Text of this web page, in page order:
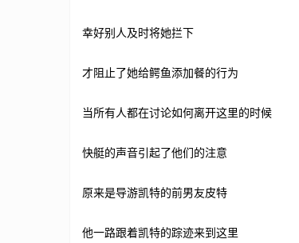
幸好别人及时将她拦下
才阻止了她给鳄鱼添加餐的行为
当所有人都在讨论如何离开这里的时候
快艇的声音引起了他们的注意
原来是导游凯特的前男友皮特
他一路跟着凯特的踪迹来到这里